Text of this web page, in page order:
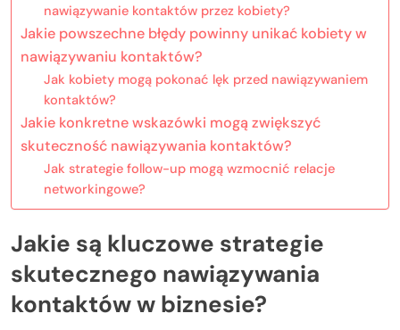
nawiązywanie kontaktów przez kobiety?
Jakie powszechne błędy powinny unikać kobiety w
nawiązywaniu kontaktów?
Jak kobiety mogą pokonać lęk przed nawiązywaniem
kontaktów?
Jakie konkretne wskazówki mogą zwiększyć
skuteczność nawiązywania kontaktów?
Jak strategie follow-up mogą wzmocnić relacje
networkingowe?
Jakie są kluczowe strategie
skutecznego nawiązywania
kontaktów w biznesie?